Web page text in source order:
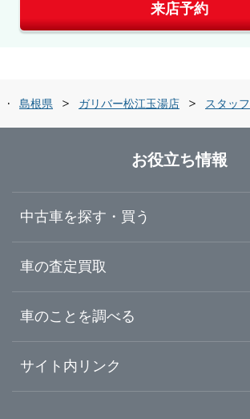
来店予約
島根県 ガリバー松江玉湯店 スタッフ
お役立ち情報
中古車を探す・買う
中古車情報・中古車検索
初めての中古車購入ガイド
車の査定買取
車査定・車買取ならガリバー
ガリバーの査定が選ばれる理由
車のことを調べる
車初心者まとめ
サイト内リンク